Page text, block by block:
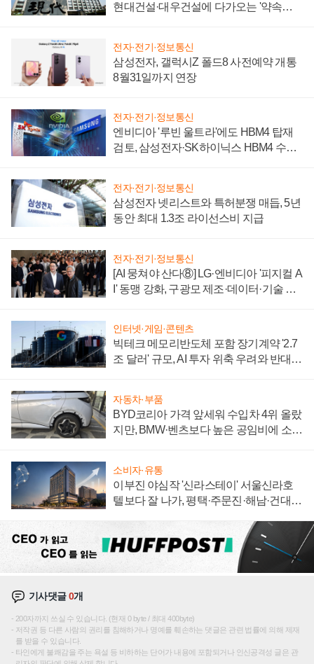
현대건설·대우건설에 다가오는 '약속의
전자·전기·정보통신
삼성전자, 갤럭시Z 폴드8 사전예약 개통
8월31일까지 연장
전자·전기·정보통신
엔비디아 '루빈 울트라'에도 HBM4 탑재
검토, 삼성전자·SK하이닉스 HBM4 수율
전자·전기·정보통신
삼성전자 넷리스트와 특허분쟁 매듭, 5년
동안 최대 1.3조 라이선스비 지급
전자·전기·정보통신
[AI 뭉쳐야 산다⑧] LG·엔비디아 '피지컬 A
I' 동맹 강화, 구광모 제조·데이터·기술 결
인터넷·게임·콘텐츠
빅테크 메모리반도체 포함 장기계약 '2.7
조 달러' 규모, AI 투자 위축 우려와 반대
자동차·부품
BYD코리아 가격 앞세워 수입차 4위 올랐
지만, BMW·벤츠보다 높은 공임비에 소비
소비자·유통
이부진 야심작 '신라스테이' 서울신라호
텔보다 잘 나가, 평택·주문진·해남·건대로
기사댓글0개
200자까지 쓰실 수 있습니다. (현재 0 byte / 최대 400byte)
저작권 등 다른 사람의 권리를 침해하거나 명예를 훼손하는 댓글은 관련 법률에 의해 제재
를 받을 수 있습니다.
타인에게 불쾌감을 주는 욕설 등 비하하는 단어가 내용에 포함되거나 인신공격성 글은 관